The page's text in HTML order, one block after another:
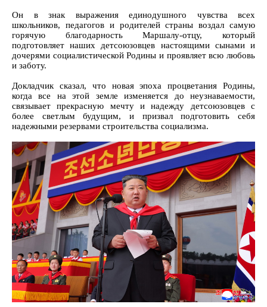
Он в знак выражения единодушного чувства всех
школьников, педагогов и родителей страны воздал самую
горячую благодарность Маршалу-отцу, который
подготовляет наших детсоюзовцев настоящими сынами и
дочерями социалистической Родины и проявляет всю любовь
и заботу.
Докладчик сказал, что новая эпоха процветания Родины,
когда все на этой земле изменяется до неузнаваемости,
связывает прекрасную мечту и надежду детсоюзовцев с
более светлым будущим, и призвал подготовить себя
надежными резервами строительства социализма.